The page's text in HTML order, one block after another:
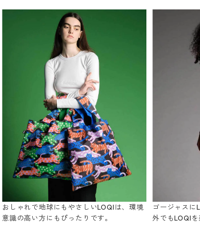
おしゃれで地球にもやさしいLOQIは、環境
意識の高い方にもぴったりです。
ゴージャスに
外でもLOQIを